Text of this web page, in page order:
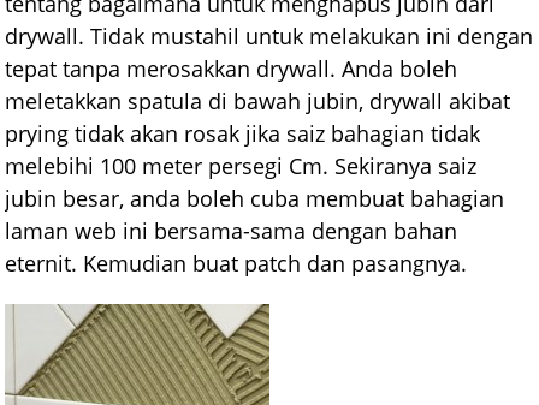
drywall. Tidak mustahil untuk melakukan ini dengan
tepat tanpa merosakkan drywall. Anda boleh
meletakkan spatula di bawah jubin, drywall akibat
prying tidak akan rosak jika saiz bahagian tidak
melebihi 100 meter persegi Cm. Sekiranya saiz
jubin besar, anda boleh cuba membuat bahagian
laman web ini bersama-sama dengan bahan
eternit. Kemudian buat patch dan pasangnya.